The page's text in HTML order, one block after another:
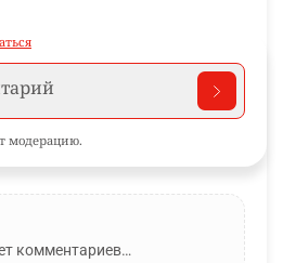
модерацию.
комментариев…